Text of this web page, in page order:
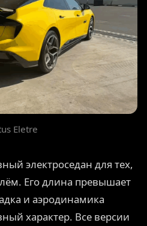
Eletre
электроседан для тех,
Его длина превышает
и аэродинамика
характер. Все версии